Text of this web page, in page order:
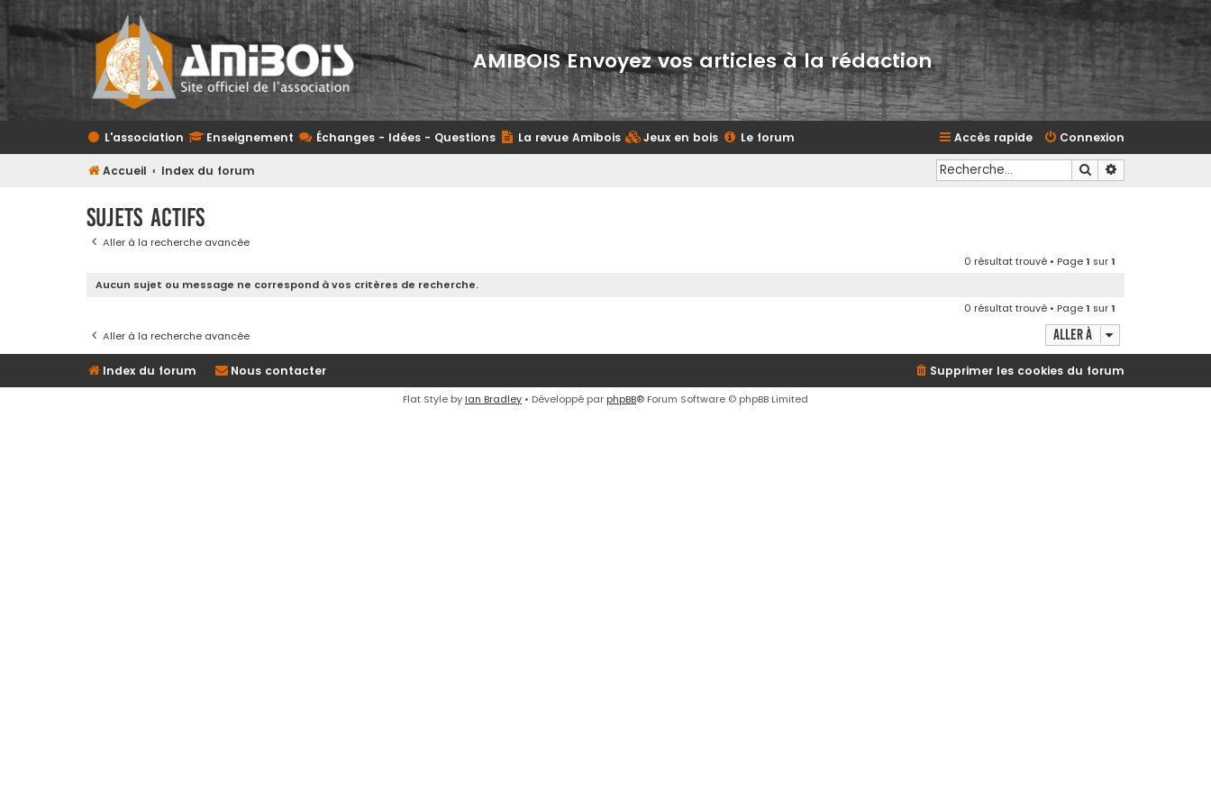
AMIBOIS Envoyez vos articles à la rédaction
L'association Enseignement Échanges - Idées - Questions La revue Amibois Jeux en bois Le forum Connexion
Accès rapide
Accueil Index du forum Rechercher
Sujets actifs
Aller à la recherche avancée
0 résultat trouvé • Page1 sur1
Aucun sujet ou message ne correspond à vos critères de recherche.
0 résultat trouvé • Page1 sur1
Aller à la recherche avancée
Aller à
Index du forum Nous contacter Supprimer les cookies du forum
Flat Style by Ian Bradley • Développé par phpBB® Forum Software © phpBB Limited